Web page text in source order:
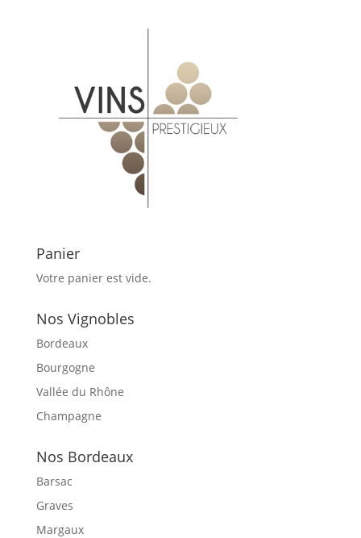
Panier
Votre panier est vide.
Nos Vignobles
Bordeaux
Bourgogne
Vallée du Rhône
Champagne
Nos Bordeaux
Barsac
Graves
Margaux